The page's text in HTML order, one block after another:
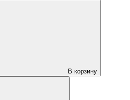
В корзину